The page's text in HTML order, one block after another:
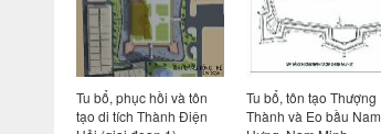
Tu bổ, phục hồi và tôn
tạo di tích Thành Điện
Tu bổ, tôn tạo Thượng
Thành và Eo bầu Nam